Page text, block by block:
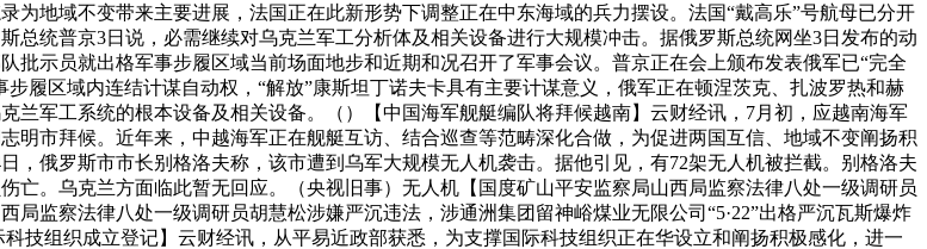
地域不变带来主要进展，法国正在此新形势下调整正在中东海域的兵力摆设。法国“戴高乐”号航母已分开
统普京3日说，必需继续对乌克兰军工分析体及相关设备进行大规模冲击。据俄罗斯总统网坐3日发布的动
示员就出格军事步履区域当前场面地步和近期和况召开了军事会议。普京正在会上颁布发表俄军已“完全
履区域内连结计谋自动权，“解放”康斯坦丁诺夫卡具有主要计谋意义，俄军正在顿涅茨克、扎波罗热和赫
军工系统的根本设备及相关设备。（）【中国海军舰艇编队将拜候越南】云财经讯，7月初，应越南海军
市拜候。近年来，中越海军正在舰艇互访、结合巡查等范畴深化合做，为促进两国互信、地域不变阐扬积
，俄罗斯市市长别格洛夫称，该市遭到乌军大规模无人机袭击。据他引见，有72架无人机被拦截。别格洛夫
。乌克兰方面临此暂无回应。（央视旧事）无人机【国度矿山平安监察局山西局监察法律八处一级调研员
监察法律八处一级调研员胡慧松涉嫌严沉违法，涉通洲集团留神峪煤业无限公司“5·22”出格严沉瓦斯爆炸
技组织成立登记】云财经讯，从平易近政部获悉，为支撑国际科技组织正在华设立和阐扬积极感化，进一